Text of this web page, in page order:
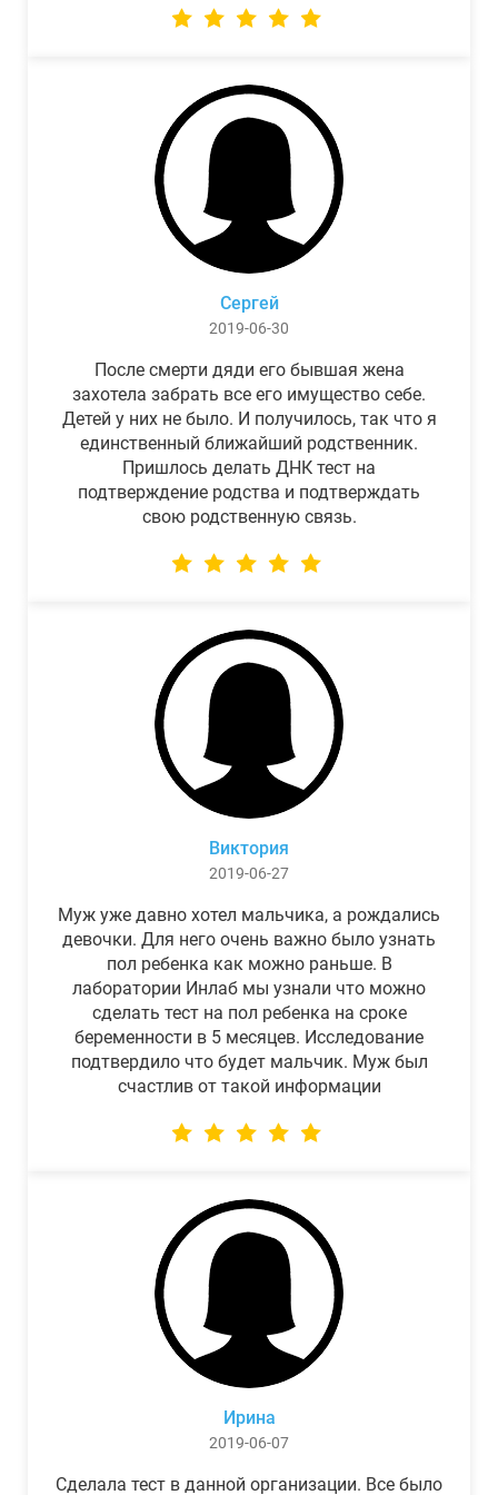
Сергей
2019-06-30
После смерти дяди его бывшая жена
захотела забрать все его имущество себе.
Детей у них не было. И получилось, так что я
единственный ближайший родственник.
Пришлось делать ДНК тест на
подтверждение родства и подтверждать
свою родственную связь.
Виктория
2019-06-27
Муж уже давно хотел мальчика, а рождались
девочки. Для него очень важно было узнать
пол ребенка как можно раньше. В
лаборатории Инлаб мы узнали что можно
сделать тест на пол ребенка на сроке
беременности в 5 месяцев. Исследование
подтвердило что будет мальчик. Муж был
счастлив от такой информации
Ирина
2019-06-07
Сделала тест в данной организации. Все было